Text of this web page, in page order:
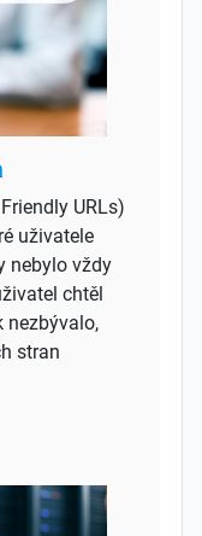
URLs)
uživatele
nebylo vždy
chtěl
nezbývalo,
stran